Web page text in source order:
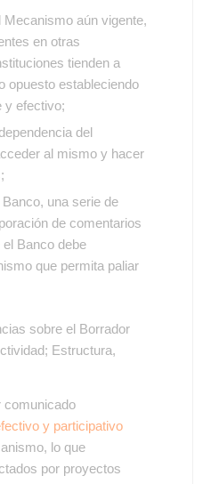
aún vigente,
en otras
tienden a
opuesto estableciendo
y efectivo;
del
al mismo y hacer
una serie de
de comentarios
Banco debe
que permita paliar
sobre el Borrador
Estructura,
comunicado
y participativo
lo que
por proyectos